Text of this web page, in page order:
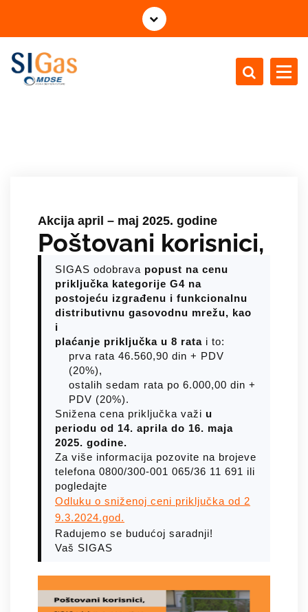
o
Akcija april – maj 2025. godine
Poštovani korisnici,
SIGAS odobrava popust na cenu
priključka kategorije G4 na
postojeću izgrađenu i funkcionalnu
distributivnu gasovodnu mrežu, kao
i
plaćanje priključka u 8 rata i to:
prva rata 46.560,90 din + PDV
(20%),
ostalih sedam rata po 6.000,00 din +
PDV (20%).
Snižena cena priključka važi u
periodu od 14. aprila do 16. maja
2025. godine.
Za više informacija pozovite na brojeve
telefona 0800/300-001 065/36 11 691 ili
pogledajte
Odluku o sniženoj ceni priključka od 2
9.3.2024.god.
Radujemo se budućoj saradnji!
Vaš SIGAS